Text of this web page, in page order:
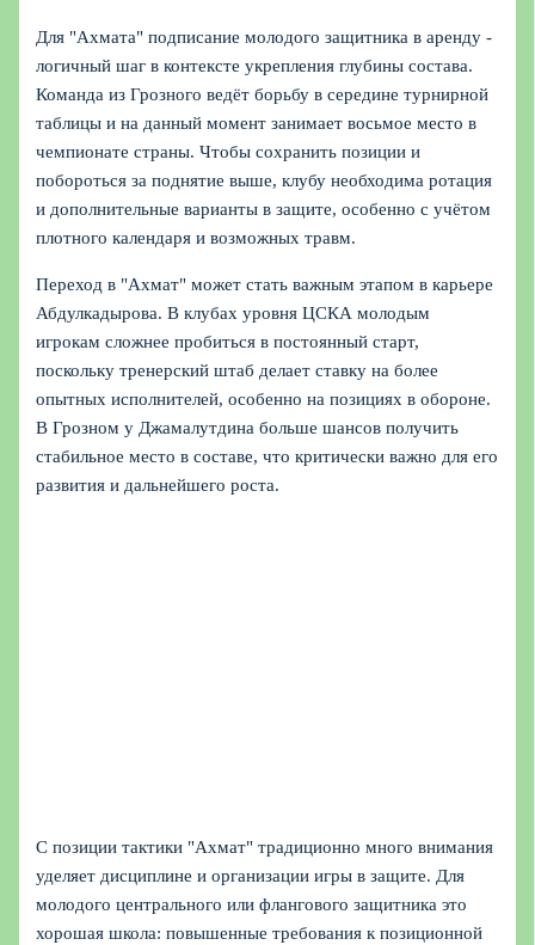
Для "Ахмата" подписание молодого защитника в аренду -
логичный шаг в контексте укрепления глубины состава.
Команда из Грозного ведёт борьбу в середине турнирной
таблицы и на данный момент занимает восьмое место в
чемпионате страны. Чтобы сохранить позиции и
побороться за поднятие выше, клубу необходима ротация
и дополнительные варианты в защите, особенно с учётом
плотного календаря и возможных травм.
Переход в "Ахмат" может стать важным этапом в карьере
Абдулкадырова. В клубах уровня ЦСКА молодым
игрокам сложнее пробиться в постоянный старт,
поскольку тренерский штаб делает ставку на более
опытных исполнителей, особенно на позициях в обороне.
В Грозном у Джамалутдина больше шансов получить
стабильное место в составе, что критически важно для его
развития и дальнейшего роста.
С позиции тактики "Ахмат" традиционно много внимания
уделяет дисциплине и организации игры в защите. Для
молодого центрального или флангового защитника это
хорошая школа: повышенные требования к позиционной